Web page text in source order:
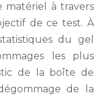
matériel à travers
de ce test. À
du gel
les plus
de la boîte de
de la